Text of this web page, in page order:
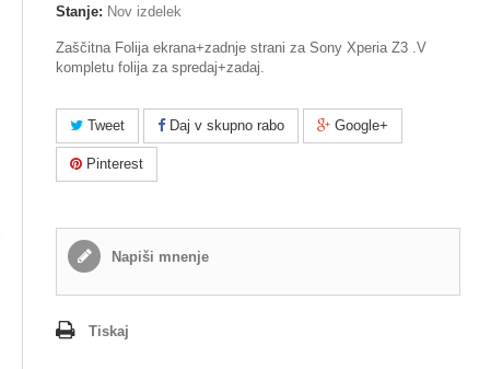
Stanje: Nov izdelek
Zaščitna Folija ekrana+zadnje strani za Sony Xperia Z3 .V
kompletu folija za spredaj+zadaj.
Tweet Daj v skupno rabo Google+
Pinterest
Napiši mnenje
Tiskaj